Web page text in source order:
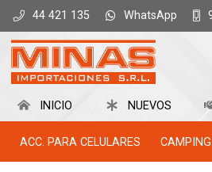
44 421 135 WhatsApp
INICIO NUEVOS
ACC. PARA CELULARES